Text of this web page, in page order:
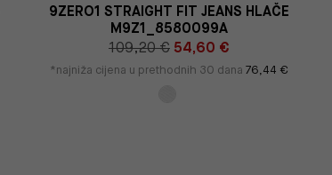
9ZERO1 STRAIGHT FIT JEANS HLAČE
M9Z1_8580099A
109,20 € 54,60 €
*najniža cijena u prethodnih 30 dana 76,44 €